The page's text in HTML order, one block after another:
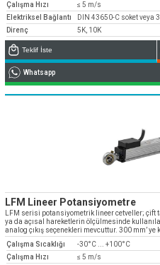
Çalışma Hızı
≤ 5 m/s
Elektriksel Bağlantı
DIN 43650-C soket veya
Direnç
5K, 10K
Teklif İste
Whatsapp
LFM Lineer Potansiyometre
LFM serisi potansiyometrik lineer cetveller;
ya da açısal hareketlerin ölçülmesinde
analog çıkış seçenekleri mevcuttur. 300 mm’ ye
Çalışma Sıcaklığı
-30°C ... +100°C
Çalışma Hızı
≤ 5 m/s